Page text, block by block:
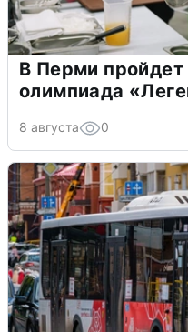
В Перми пройдет
олимпиада
8 августа 0